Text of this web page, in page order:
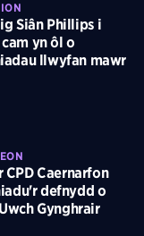
Siân Phillips i
yn ôl o
llwyfan mawr
CPD Caernarfon
defnydd o
Gynghrair